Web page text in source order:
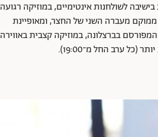
לשולחנות אינטימיים, במוזיקה רגועה
מעברה השני של החצר, ומאופיינת
בברצלונה, במוזיקה קצבית באווירה